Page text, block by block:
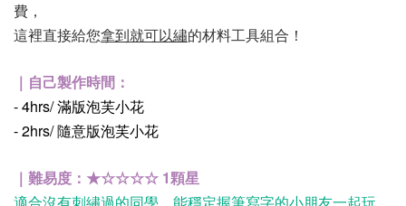
費，
這裡直接給您拿到就可以繡的材料工具組合！
｜自己製作時間：
- 4hrs/ 滿版泡芙小花
- 2hrs/ 隨意版泡芙小花
｜難易度：★☆☆☆☆ 1顆星